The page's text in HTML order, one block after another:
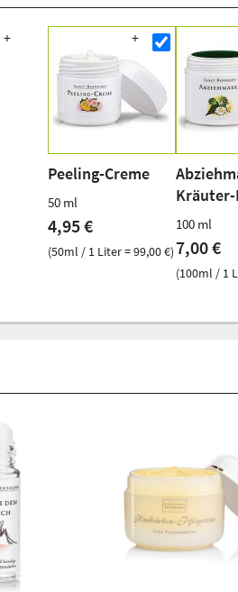
Peeling-Creme
50 ml
4,95 €
(50ml / 1 Liter = 99,00 €)
100 ml
7,00 €
(100ml / 1